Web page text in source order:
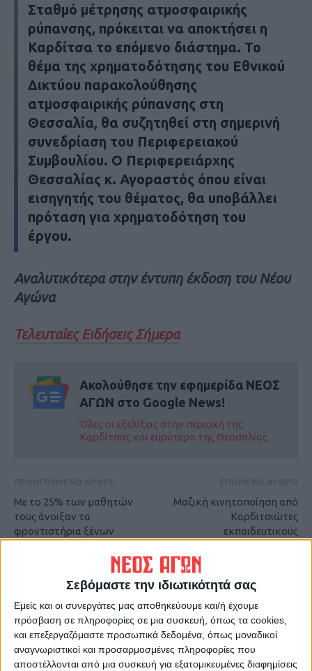
Σεβόμαστε την ιδιωτικότητά σας
Εμείς και οι συνεργάτες μας αποθηκεύουμε και/ή έχουμε
πρόσβαση σε πληροφορίες σε μια συσκευή, όπως τα cookies,
και επεξεργαζόμαστε προσωπικά δεδομένα, όπως μοναδικοί
αναγνωριστικοί και προσαρμοσμένες πληροφορίες που
αποστέλλονται από μια συσκευή για εξατομικευμένες διαφημίσεις
Σταθμό μέτρησης ατμοσφαιρικής
ρύπανσης, πρόκειται να αποκτήσει η
Καρδίτσα το επόμενο διάστημα. Το
θέμα της χρηματοδότησης του Εθνικού
Δικτύου παρακολούθησης
ατμοσφαιρικής ρύπανσης στη
Θεσσαλία, θα συζητηθεί στη σημερινή
συνεδρίαση του Περιφερειακού
Συμβουλίου. Ο Περιφερειάρχης
Θεσσαλίας κ. Αγοραστός όπου είναι
εισηγητής του θέματος, θα υποβάλλει
πρόταση για χρηματοδότηση του
έργου.
Αναλυτικότερα στην έντυπη έκδοση του Νέου
Αγώνα
Τελευταίες Ειδήσεις Σήμερα
Ακολούθησε την εφημερίδα ΝΕΟΣ
ΑΓΩΝ στο Google News!
Όλες οι εξελίξεις στην περιοχή της
Καρδίτσας και ευρύτερα της Θεσσαλίας
Με το 25% των μαθητών
τους άνοιξαν τα
φροντιστήρια ξένων
Mαζική κινητοποίηση από
Καρδιτσιώτες
εκπαιδευτικούς